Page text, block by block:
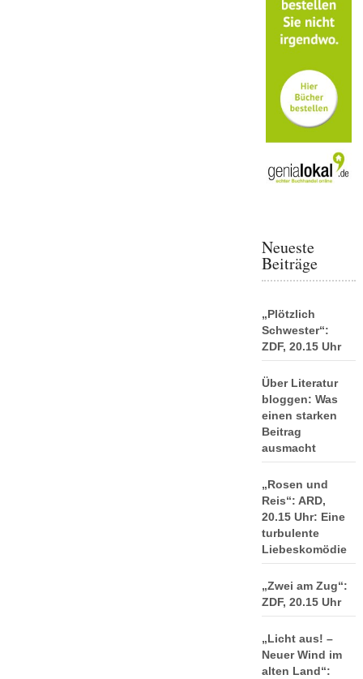
Neueste
Beiträge
„Plötzlich
Schwester“:
ZDF, 20.15 Uhr
Über Literatur
bloggen: Was
einen starken
Beitrag
ausmacht
„Rosen und
Reis“: ARD,
20.15 Uhr: Eine
turbulente
Liebeskomödie
„Zwei am Zug“:
ZDF, 20.15 Uhr
„Licht aus! –
Neuer Wind im
alten Land“: